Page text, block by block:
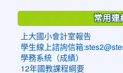
常用連
上大國小會計室報告
學生線上諮詢信箱
學務系統（成績）
12年國教課程綱要